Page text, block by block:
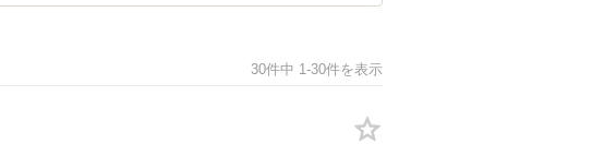
30件中 1-30件を表示